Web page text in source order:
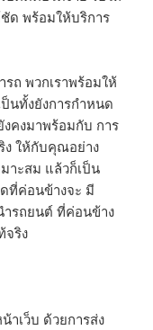
ด พร้อมให้บริการ
ถ พวกเราพร้อมให้
นทั้งยังการกำหนด
คงมาพร้อมกับ การ
ง ให้กับคุณอย่าง
าะสม แล้วก็เป็น
ที่ค่อนข้างจะ มี
ำรถยนต์ ที่ค่อนข้าง
จริง
าเว็บ ด้วยการส่ง